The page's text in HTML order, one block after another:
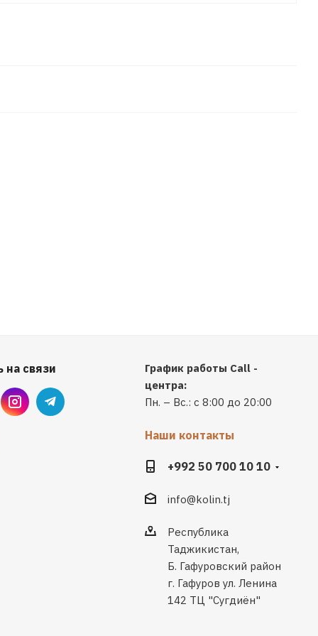
на связи
График работы Call -
центра:
Пн. – Вс.: с 8:00 до 20:00
Наши контакты
+992 50 700 10 10
info@kolin.tj
Республика
Таджикистан,
Б. Гафуровский район
г. Гафуров ул. Ленина
142 ТЦ "Сугдиён"